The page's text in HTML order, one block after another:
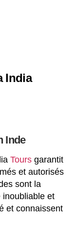
India
Inde
Tours garantit
et autorisés
sont la
inoubliable et
et connaissent